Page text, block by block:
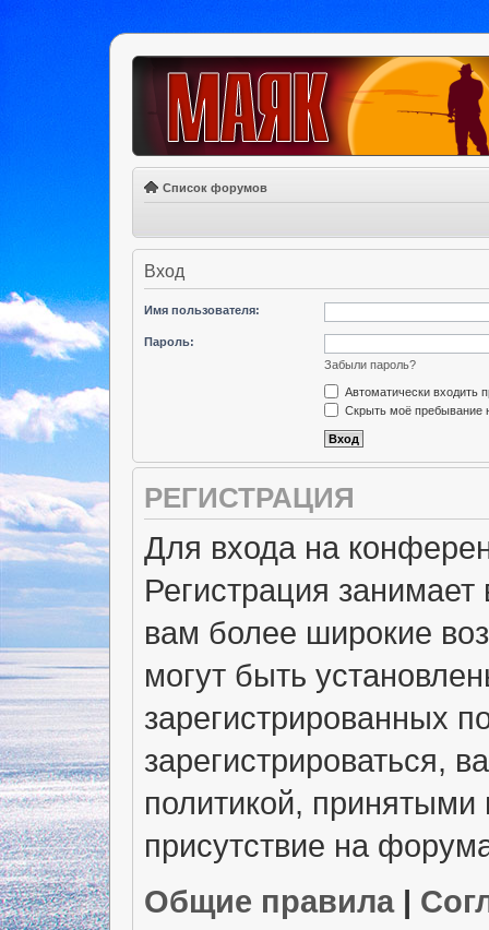
Список форумов
Вход
Имя пользователя:
Пароль:
Забыли пароль?
Автоматически входить
Скрыть моё пребывание
РЕГИСТРАЦИЯ
Для входа на
Регистрация занимает
вам более широкие
могут быть
зарегистрированных
зарегистрироваться,
политикой,
присутствие на
Общие правила|